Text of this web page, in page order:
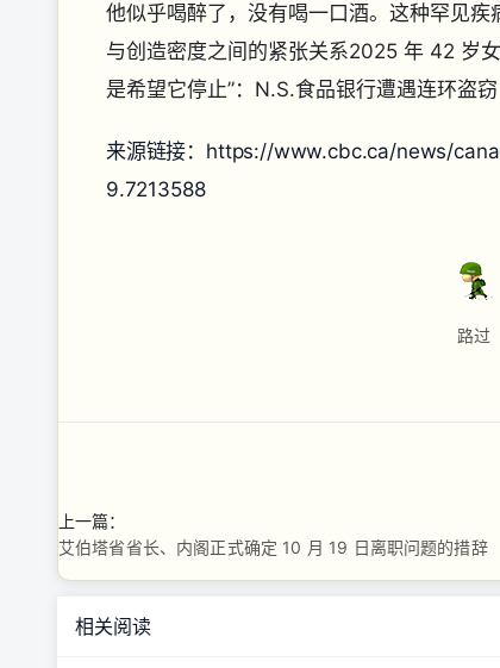
他似乎喝醉了，没有喝一口酒。这种罕见
与创造密度之间的紧张关系2025 年 42 岁
是希望它停止”：N.S.食品银行遭遇连环盗窃
来源链接：https://www.cbc.ca/news/
9.7213588
路过
上一篇：
艾伯塔省省长、内阁正式确定 10 月 19 日离职问题的措辞
相关阅读